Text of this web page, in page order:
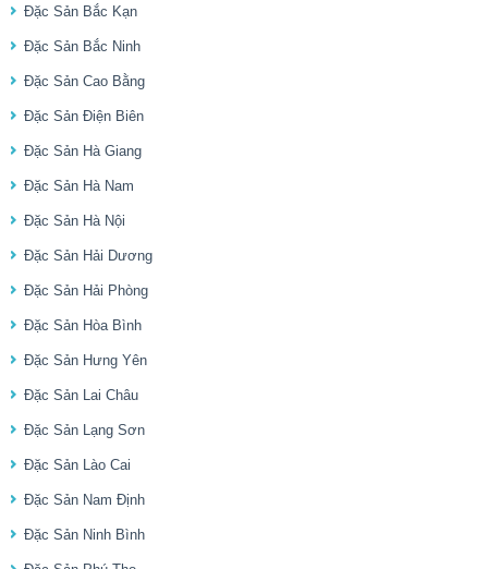
Đặc Sản Bắc Kạn
Đặc Sản Bắc Ninh
Đặc Sản Cao Bằng
Đặc Sản Điện Biên
Đặc Sản Hà Giang
Đặc Sản Hà Nam
Đặc Sản Hà Nội
Đặc Sản Hải Dương
Đặc Sản Hải Phòng
Đặc Sản Hòa Bình
Đặc Sản Hưng Yên
Đặc Sản Lai Châu
Đặc Sản Lạng Sơn
Đặc Sản Lào Cai
Đặc Sản Nam Định
Đặc Sản Ninh Bình